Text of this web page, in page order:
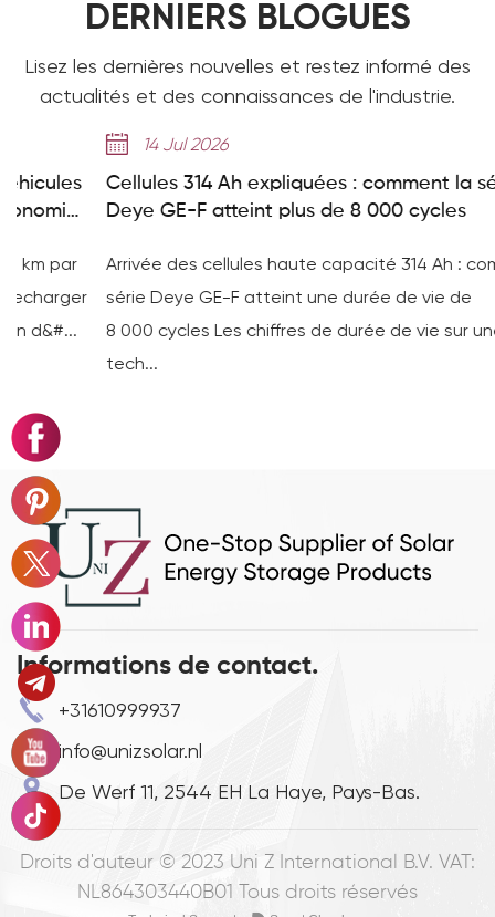
DERNIERS BLOGUES
Lisez les dernières nouvelles et restez informé des
actualités et des connaissances de l'industrie.
14 Jul 2026
Cellules 314 Ah expliquées : comment la série
Deye GE-F atteint plus de 8 000 cycles
Arrivée des cellules haute capacité 314 Ah : comment la
série Deye GE-F atteint une durée de vie de
8 000 cycles Les chiffres de durée de vie sur une fiche
Informations de contact.
+31610999937
info@unizsolar.nl
De Werf 11, 2544 EH La Haye, Pays-Bas.
Droits d'auteur © 2023 Uni Z International B.V. VAT:
NL864303440B01
Tous droits réservés